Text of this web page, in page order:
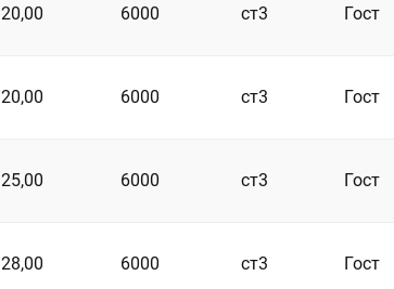
20,00 6000 ст3 Гост
20,00 6000 ст3 Гост
25,00 6000 ст3 Гост
28,00 6000 ст3 Гост